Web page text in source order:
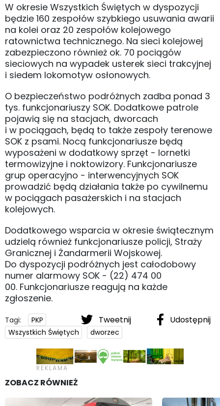
W okresie Wszystkich Świętych w dyspozycji
będzie 160 zespołów szybkiego usuwania awarii
na kolei oraz 20 zespołów kolejowego
ratownictwa technicznego. Na sieci kolejowej
zabezpieczono również ok. 70 pociągów
sieciowych na wypadek usterek sieci trakcyjnej
i siedem lokomotyw osłonowych.
O bezpieczeństwo podróżnych zadba ponad 3
tys. funkcjonariuszy SOK. Dodatkowe patrole
pojawią się na stacjach, dworcach
i w pociągach, będą to także zespoły terenowe
SOK z psami. Nocą funkcjonariusze będą
wyposażeni w dodatkowy sprzęt - lornetki
termowizyjne i noktowizory. Funkcjonariusze
grup operacyjno - interwencyjnych SOK
prowadzić będą działania także po cywilnemu
w pociągach pasażerskich i na stacjach
kolejowych.
Dodatkowego wsparcia w okresie świątecznym
udzielą również funkcjonariusze policji, Straży
Granicznej i Żandarmerii Wojskowej.
Do dyspozycji podróżnych jest całodobowy
numer alarmowy SOK - (22) 474 00
00. Funkcjonariusze reagują na każde
zgłoszenie.
Tweetnij Udostępnij
Tagi:
PKP
Wszystkich Świętych
dworzec
ZOBACZ RÓWNIEŻ